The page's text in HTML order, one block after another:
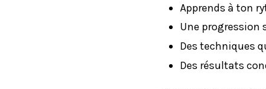
Apprends à ton
Une progression
Des techniques
Des résultats